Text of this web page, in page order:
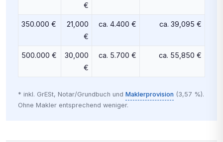
€
350.000 €
21,000
€
ca. 4.400 € ca. 39,095 €
500.000 €
30,000
€
ca. 5.700 € ca. 55,850 €
* inkl. GrESt, Notar/Grundbuch und Maklerprovision (3,57 %).
Ohne Makler entsprechend weniger.